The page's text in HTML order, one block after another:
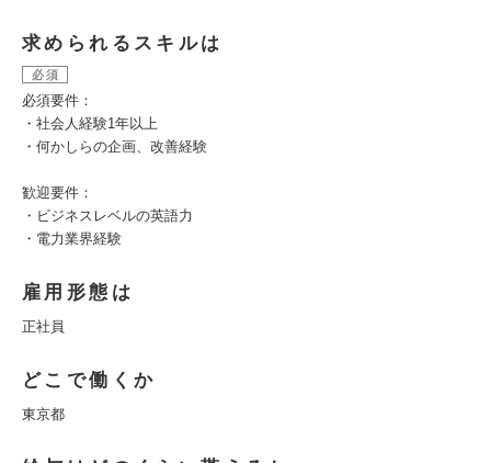
求められるスキルは
必須
必須要件：
・社会人経験1年以上
・何かしらの企画、改善経験
歓迎要件：
・ビジネスレベルの英語力
・電力業界経験
雇用形態は
正社員
どこで働くか
東京都